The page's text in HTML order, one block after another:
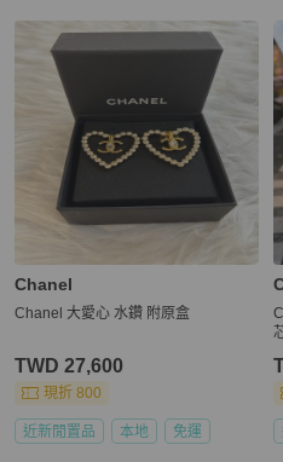
Chanel
Chanel 大愛心 水鑽 附原盒
TWD 27,600
現折 800
近新閒置品 本地 免運